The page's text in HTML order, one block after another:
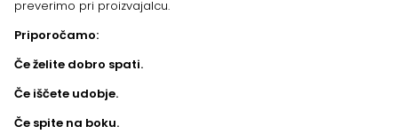
preverimo pri proizvajalcu.
Priporočamo:
Če želite dobro spati.
Če iščete udobje.
Če spite na boku.